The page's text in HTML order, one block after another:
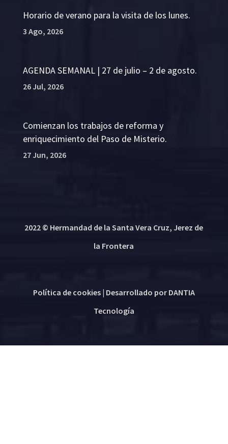
Horario de verano para la visita de los lunes.
3 Ago, 2026
AGENDA SEMANAL | 27 de julio – 2 de agosto.
26 Jul, 2026
Comienzan los trabajos de reforma y
enriquecimiento del Paso de Misterio.
27 Jun, 2026
2022 © Hermandad de la Santa Vera Cruz, Jerez de
la Frontera
Política de cookies| Desarrollado por DANTIA
Tecnología